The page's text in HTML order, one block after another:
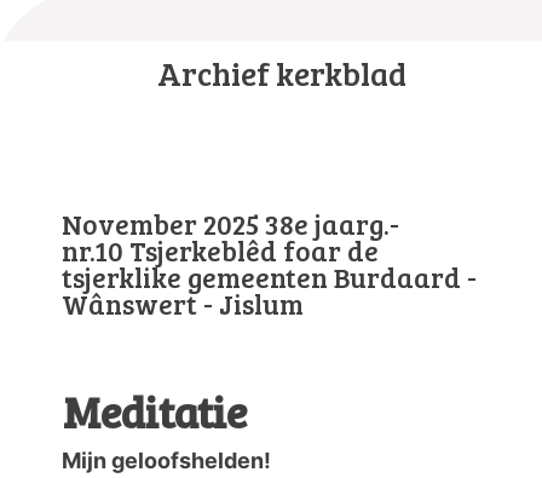
Archief kerkblad
November 2025 38e jaarg.-
nr.10 Tsjerkeblêd foar de
tsjerklike gemeenten Burdaard -
Wânswert - Jislum
Meditatie
Mijn geloofshelden!